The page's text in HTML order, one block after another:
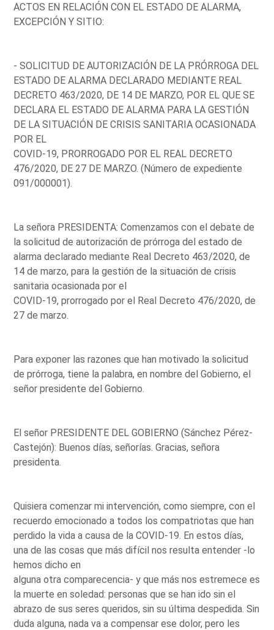
ACTOS EN RELACIÓN CON EL ESTADO DE ALARMA,
EXCEPCIÓN Y SITIO:
- SOLICITUD DE AUTORIZACIÓN DE LA PRÓRROGA DEL
ESTADO DE ALARMA DECLARADO MEDIANTE REAL
DECRETO 463/2020, DE 14 DE MARZO, POR EL QUE SE
DECLARA EL ESTADO DE ALARMA PARA LA GESTIÓN
DE LA SITUACIÓN DE CRISIS SANITARIA OCASIONADA
POR EL
COVID-19, PRORROGADO POR EL REAL DECRETO
476/2020, DE 27 DE MARZO. (Número de expediente
091/000001).
La señora PRESIDENTA: Comenzamos con el debate de
la solicitud de autorización de prórroga del estado de
alarma declarado mediante Real Decreto 463/2020, de
14 de marzo, para la gestión de la situación de crisis
sanitaria ocasionada por el
COVID-19, prorrogado por el Real Decreto 476/2020, de
27 de marzo.
Para exponer las razones que han motivado la solicitud
de prórroga, tiene la palabra, en nombre del Gobierno, el
señor presidente del Gobierno.
El señor PRESIDENTE DEL GOBIERNO (Sánchez Pérez-
Castejón): Buenos días, señorías. Gracias, señora
presidenta.
Quisiera comenzar mi intervención, como siempre, con el
recuerdo emocionado a todos los compatriotas que han
perdido la vida a causa de la COVID-19. En estos días,
una de las cosas que más difícil nos resulta entender -lo
hemos dicho en
alguna otra comparecencia- y que más nos estremece es
la muerte en soledad: personas que se han ido sin el
abrazo de sus seres queridos, sin su última despedida. Sin
duda alguna, nada va a compensar ese dolor, pero les